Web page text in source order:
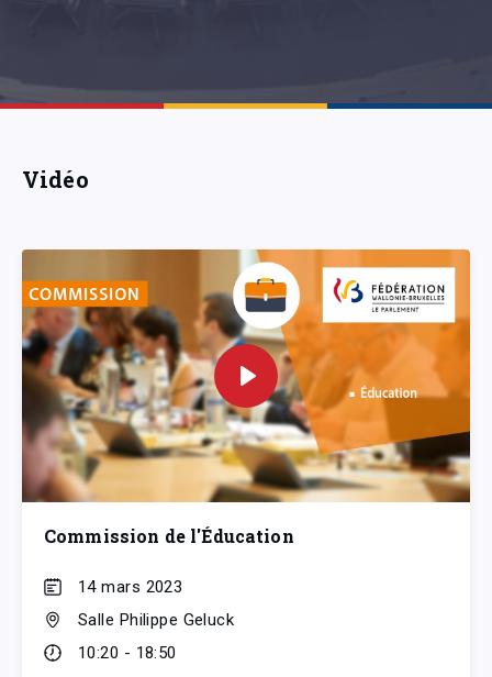
Vidéo
Commission de l'Éducation
14 mars 2023
Salle Philippe Geluck
10:20 - 18:50